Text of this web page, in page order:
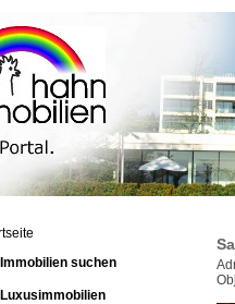
Immobilien suchen
Luxusimmobilien